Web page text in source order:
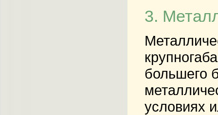
3.
большего
условиях